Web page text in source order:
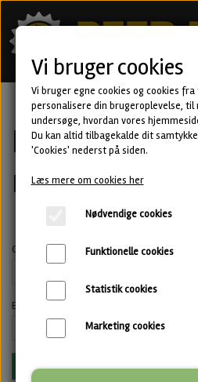
Fortrydelse
reklamation
Ordrenummer *
E-mail *
Fortsæt
Vi bruger cookies
Vi bruger egne cookies og cookies
personalisere din brugeroplevelse,
undersøge, hvordan vores
Du kan altid tilbagekalde dit
'Cookies' nederst på siden.
Læs mere om cookies her
Nødvendige cookies
Funktionelle cookies
Statistik cookies
Marketing cookies